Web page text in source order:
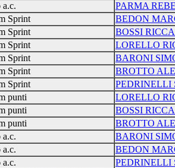
a.c.
PARMA
Sprint
BEDON
Sprint
BOSSI
Sprint
LORELLO
Sprint
BARONI
Sprint
BROTTO
Sprint
PEDRINELLI
punti
LORELLO
punti
BOSSI
punti
BROTTO
a.c.
BARONI
a.c.
BEDON
a.c.
PEDRINELLI